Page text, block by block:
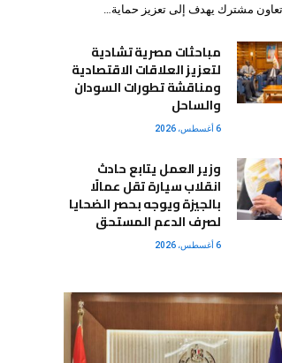
مشترك يهدف إلى تعزيز حماية…
مباحثات مصرية تشادية
لتعزيز العلاقات الاقتصادية
ومناقشة تطورات السودان
والساحل
6 أغسطس، 2026
وزير العمل يتابع حادث
انقلاب سيارة تقل عمالًا
بالجيزة ويوجه بحصر الضحايا
لصرف الدعم المستحق
6 أغسطس، 2026